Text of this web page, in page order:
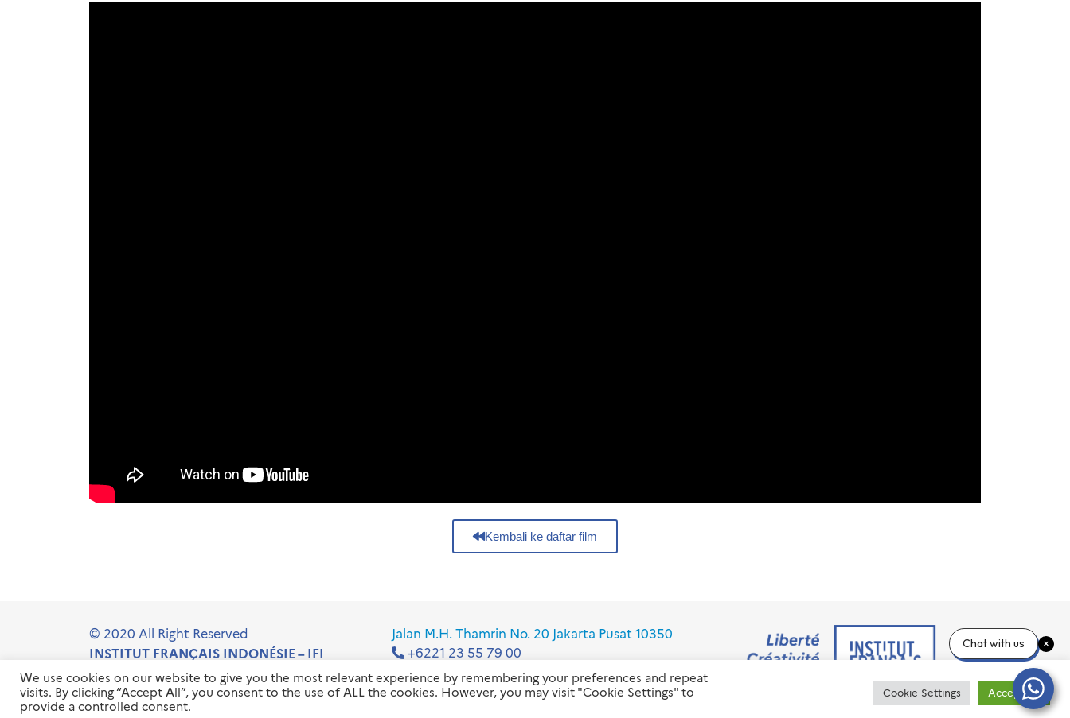
Kembali ke daftar film
© 2020 All Right Reserved
INSTITUT FRANÇAIS INDONÉSIE – IFI
Jalan M.H. Thamrin No. 20 Jakarta Pusat 10350
+6221 23 55 79 00
info@ifi-id.com
We use cookies on our website to give you the most relevant experience by remembering your preferences and repeat
visits. By clicking “Accept All”, you consent to the use of ALL the cookies. However, you may visit "Cookie Settings" to
provide a controlled consent.
Cookie Settings Accept All
Chat with us